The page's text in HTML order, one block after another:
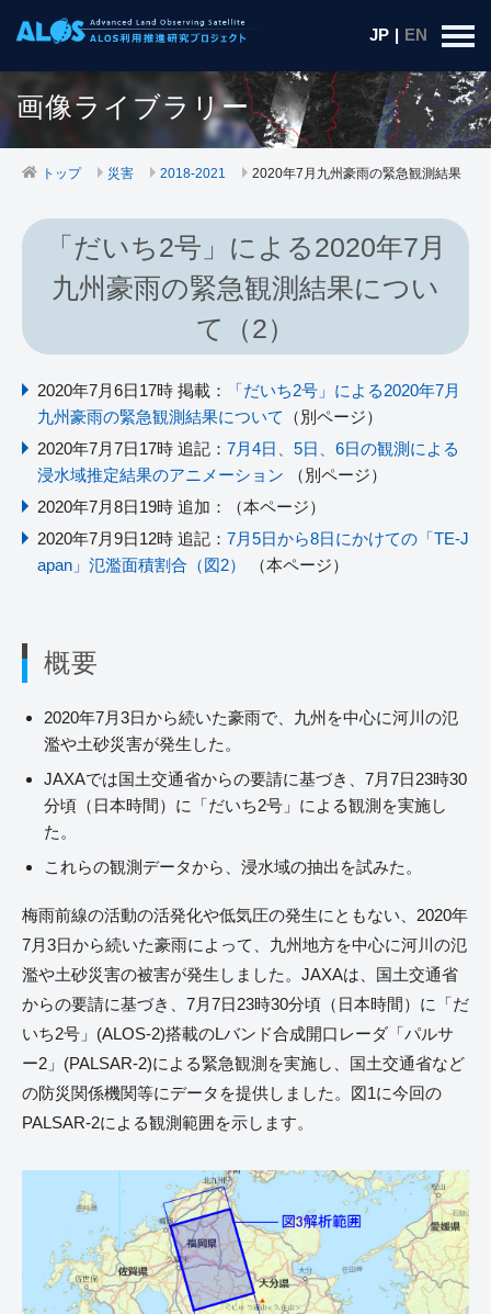
JP | EN
画像ライブラリー
トップ 災害 2018-2021 2020年7月九州豪雨の緊急観測結果
「だいち2号」による2020年7月
九州豪雨の緊急観測結果につい
て（2）
2020年7月6日17時 掲載：
「だいち2号」による2020年7月
九州豪雨の緊急観測結果について
（別ページ）
2020年7月7日17時 追記： 7月4日、5日、6日の観測による
浸水域推定結果のアニメーション （別ページ）
2020年7月8日19時 追加：（本ページ）
2020年7月9日12時 追記： 7月5日から8日にかけての「TE-J
apan」氾濫面積割合（図2）
（本ページ）
概要
2020年7月3日から続いた豪雨で、九州を中心に河川の氾
濫や土砂災害が発生した。
JAXAでは国土交通省からの要請に基づき、7月7日23時30
分頃（日本時間）に「だいち2号」による観測を実施し
た。
これらの観測データから、浸水域の抽出を試みた。
梅雨前線の活動の活発化や低気圧の発生にともない、2020年
7月3日から続いた豪雨によって、九州地方を中心に河川の氾
濫や土砂災害の被害が発生しました。JAXAは、国土交通省
からの要請に基づき、7月7日23時30分頃（日本時間）に「だ
いち2号」(ALOS-2)搭載のLバンド合成開口レーダ「パルサ
ー2」(PALSAR-2)による緊急観測を実施し、国土交通省など
の防災関係機関等にデータを提供しました。図1に今回の
PALSAR-2による観測範囲を示します。